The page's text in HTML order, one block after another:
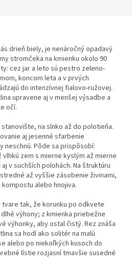
drieň biely, je nenáročný opadavý
stromčeka na kmienku okolo 90
cez jar a leto sú pestro zeleno-
koncom leta a v prvých
do intenzívnej fialovo-ružovej.
upravene aj v menšej výsadbe a
očí.
na slnko až do polotieňa.
aj jesenné sfarbenie
neschnú. Pôde sa prispôsobí:
zem s mierne kyslým až mierne
v suchších polohách. Na štruktúru
až vyššie zásobenie živinami,
alebo hnojiva.
tak, že korunku po odkvete
výhony; z kmienka priebežne
výhonky, aby ostal čistý. Rez znáša
sa hodí ako solitér na malú
alebo po niekoľkých kusoch do
lístie rozjasní tmavšie susedné